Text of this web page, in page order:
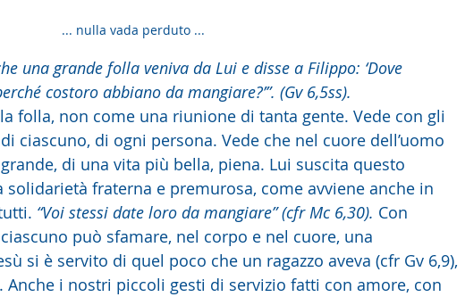
... nulla vada perduto ...
una grande folla veniva da Lui e disse a Filippo: ‘Dove
costoro abbiano da mangiare?’”. (Gv 6,5ss).
folla, non come una riunione di tanta gente. Vede con gli
ciascuno, di ogni persona. Vede che nel cuore dell’uomo
di una vita più bella, piena. Lui suscita questo
solidarietà fraterna e premurosa, come avviene anche in
“Voi stessi date loro da mangiare” (cfr Mc 6,30). Con
può sfamare, nel corpo e nel cuore, una
si è servito di quel poco che un ragazzo aveva (cfr Gv 6,9),
i nostri piccoli gesti di servizio fatti con amore, con